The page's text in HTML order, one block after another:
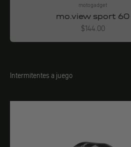
motogadget
mo.view sport 60
Angebot
$144.00
Intermitentes a juego